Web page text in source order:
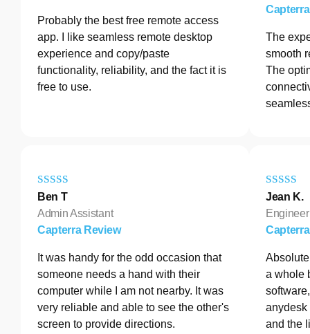
Probably the best free remote access
app. I like seamless remote desktop
experience and copy/paste
functionality, reliability, and the fact it is
free to use.
The
smooth
The
Ben T
Admin Assistant
Capterra Review
It was handy for the odd occasion that
someone needs a hand with their
computer while I am not nearby. It was
very reliable and able to see the other's
screen to provide directions.
Jean K.
Engineer
a whole
anydesk
and the